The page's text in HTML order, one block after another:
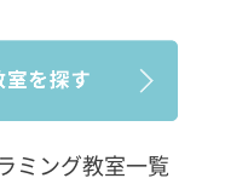
ミング教室一覧